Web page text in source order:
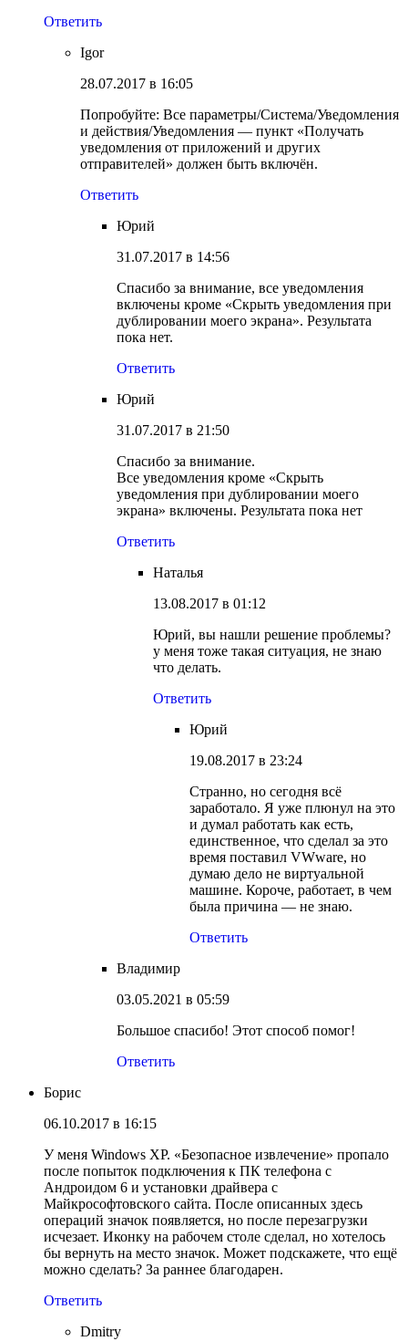
Ответить
Igor
28.07.2017 в 16:05
Попробуйте: Все параметры/Система/Уведомления
и действия/Уведомления — пункт «Получать
уведомления от приложений и других
отправителей» должен быть включён.
Ответить
Юрий
31.07.2017 в 14:56
Спасибо за внимание, все уведомления
включены кроме «Скрыть уведомления при
дублировании моего экрана». Результата
пока нет.
Ответить
Юрий
31.07.2017 в 21:50
Спасибо за внимание.
Все уведомления кроме «Скрыть
уведомления при дублировании моего
экрана» включены. Результата пока нет
Ответить
Наталья
13.08.2017 в 01:12
Юрий, вы нашли решение проблемы?
у меня тоже такая ситуация, не знаю
что делать.
Ответить
Юрий
19.08.2017 в 23:24
Странно, но сегодня всё
заработало. Я уже плюнул на это
и думал работать как есть,
единственное, что сделал за это
время поставил VWware, но
думаю дело не виртуальной
машине. Короче, работает, в чем
была причина — не знаю.
Ответить
Владимир
03.05.2021 в 05:59
Большое спасибо! Этот способ помог!
Ответить
Борис
06.10.2017 в 16:15
У меня Windows XP. «Безопасное извлечение» пропало
после попыток подключения к ПК телефона с
Андроидом 6 и установки драйвера с
Майкрософтовского сайта. После описанных здесь
операций значок появляется, но после перезагрузки
исчезает. Иконку на рабочем столе сделал, но хотелось
бы вернуть на место значок. Может подскажете, что ещё
можно сделать? За раннее благодарен.
Ответить
Dmitry